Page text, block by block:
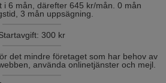
i 6 mån, därefter 645 kr/mån. 0 mån
3 mån uppsägning.
300 kr
det mindre företaget som har behov av
använda onlinetjänster och mejl.